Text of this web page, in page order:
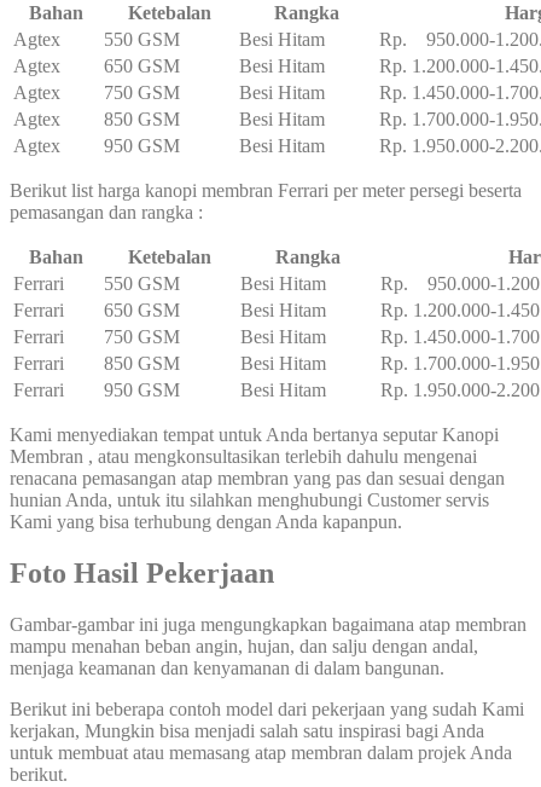
Bahan Ketebalan Rangka
Agtex
550 GSM Besi Hitam
Rp. 950.000-
Agtex
650 GSM Besi Hitam
Rp. 1.200.000-
Agtex
750 GSM Besi Hitam
Rp. 1.450.000-
Agtex
850 GSM Besi Hitam
Rp. 1.700.000-
Agtex
950 GSM Besi Hitam Rp. 1.950.000-
Berikut list harga kanopi membran Ferrari per meter persegi beserta
pemasangan dan rangka :
Bahan Ketebalan Rangka
Ferrari
550 GSM Besi Hitam
Rp. 950.000-
Ferrari
650 GSM Besi Hitam
Rp. 1.200.000-
Ferrari
750 GSM Besi Hitam
Rp. 1.450.000-
Ferrari
850 GSM Besi Hitam
Rp. 1.700.000-
Ferrari
950 GSM Besi Hitam Rp. 1.950.000-
Kami menyediakan tempat untuk Anda bertanya seputar Kanopi
Membran , atau mengkonsultasikan terlebih dahulu mengenai
renacana pemasangan atap membran yang pas dan sesuai dengan
hunian Anda, untuk itu silahkan menghubungi Customer servis
Kami yang bisa terhubung dengan Anda kapanpun.
Foto Hasil Pekerjaan
Gambar-gambar ini juga mengungkapkan bagaimana atap membran
mampu menahan beban angin, hujan, dan salju dengan andal,
menjaga keamanan dan kenyamanan di dalam bangunan.
Berikut ini beberapa contoh model dari pekerjaan yang sudah Kami
kerjakan, Mungkin bisa menjadi salah satu inspirasi bagi Anda
untuk membuat atau memasang atap membran dalam projek Anda
berikut.